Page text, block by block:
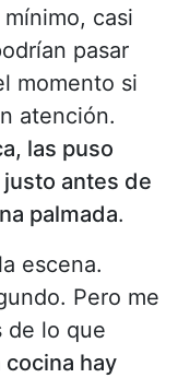
casi
pasar
momento si
atención.
las puso
antes de
palmada.
escena.
Pero me
de lo que
cocina hay